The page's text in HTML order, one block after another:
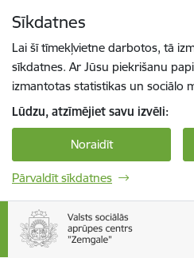
Sīkdatnes
Lai šī tīmekļvietne darbotos, tā
sīkdatnes. Ar Jūsu piekrišanu
izmantotas statistikas un sociālo
Lūdzu, atzīmējiet savu izvēli:
Noraidīt
Pārvaldīt sīkdatnes